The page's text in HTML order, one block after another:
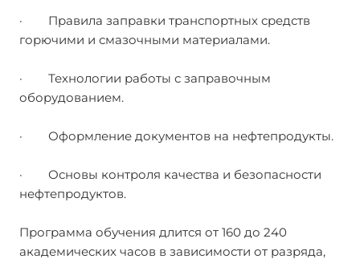
· Правила заправки транспортных средств
горючими и смазочными материалами.
· Технологии работы с заправочным
оборудованием.
· Оформление документов на нефтепродукты.
· Основы контроля качества и безопасности
нефтепродуктов.
Программа обучения длится от 160 до 240
академических часов в зависимости от разряда,